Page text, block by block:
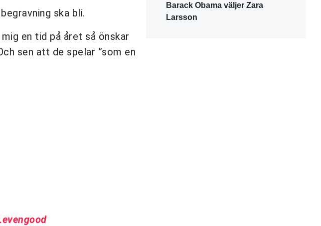
ska bli.
en tid på året så önskar
sen att de spelar ”som en
Barack Obama väljer Zara
Larsson